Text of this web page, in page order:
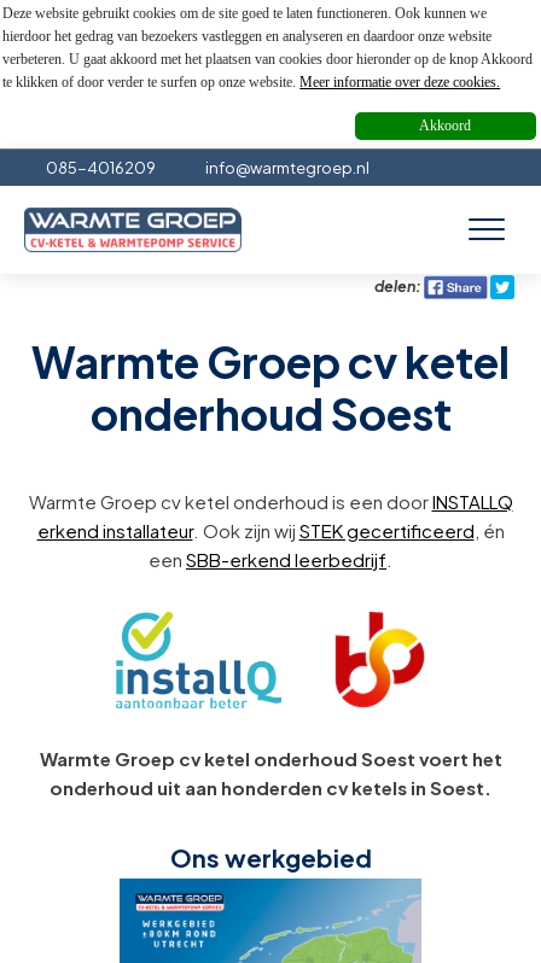
Deze website gebruikt cookies om de site goed te laten functioneren. Ook kunnen we
hierdoor het gedrag van bezoekers vastleggen en analyseren en daardoor onze website
verbeteren. U gaat akkoord met het plaatsen van cookies door hieronder op de knop Akkoord
te klikken of door verder te surfen op onze website.Meer informatie over deze cookies.
Akkoord
085-4016209 info@warmtegroep.nl
delen:
Warmte Groep cv ketel
onderhoud Soest
Warmte Groep cv ketel onderhoud is een doorINSTALLQ
erkend installateur. Ook zijn wij STEK gecertificeerd , én
een SBB-erkend leerbedrijf
Warmte Groep cv ketel onderhoud Soest voert het
onderhoud uit aan honderden cv ketels in Soest.
Ons werkgebied